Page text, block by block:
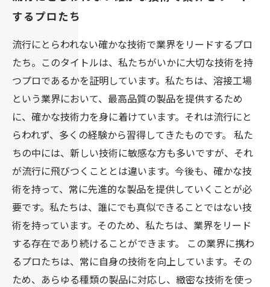
するプロたち
流行にとらわれない確かな技術で業界をリードするプロ
たち。このタイトルは、私たちがいかに大切な技術を持
つプロであるかを証明しています。私たちは、溶接工場
という業界において、最高品質の製品を提供するため
に、確かな技術力を身に着けています。それは流行にと
らわれず、多くの経験から習得してきたものです。 私た
ちの中には、新しい技術に敏感な方も多いですが、それ
が流行に飛びつくこととは違います。今後も、確かな技
術を持って、常に先進的な製品を提供していくことが必
要です。私たちは、誰にでも真似できることではない技
術を持っています。そのため、私たちは、業界をリード
する存在であり続けることができます。 この業界に携わ
るプロたちは、常に自身の技術を向上しています。その
ため、あらゆる種類の製品に対応し、緻密な技術を使っ